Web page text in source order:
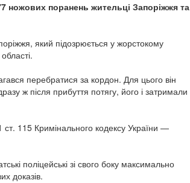
ножових поранень жительці Запоріжжя та
який підозрюється у жорстокому
перебратися за кордон. Для цього він
ж після прибуття потягу, його і затримали
ст. 115 Кримінального кодексу України —
поліцейські зі свого боку максимально
доказів.